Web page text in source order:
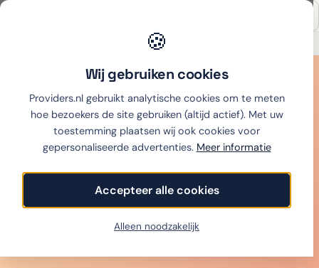
🍪
Wij gebruiken cookies
Providers.nl gebruikt analytische cookies om te meten
hoe bezoekers de site gebruiken (altijd actief). Met uw
toestemming plaatsen wij ook cookies voor
gepersonaliseerde advertenties. Meer informatie
Accepteer alle cookies
Alleen noodzakelijk
Thuiswinkel partner
Sim onlyvergelijken
Vergelijk alle sim only-providers op data, belminuten,
netwerk en maandprijs. Live tarieven, eerlijk gerankt,
gratis overstapservice. Vanaf €2 per maand.
Alle sim only-providers in één overzicht
Live prijzen, dagelijks gecontroleerd